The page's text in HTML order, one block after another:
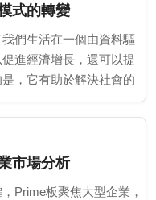
式的轉變
們生活在一個由資料驅
進經濟增長，還可以提
，它有助於解決社會的
關問題。
市場分析
Prime板聚焦大型企業，